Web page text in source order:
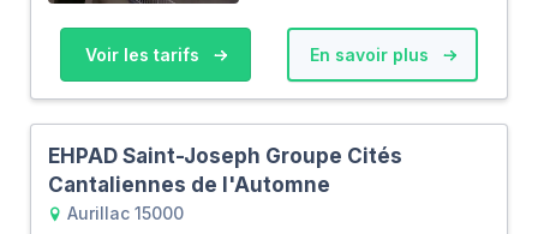
Voir les tarifs En savoir plus
EHPAD Saint-Joseph Groupe Cités
Cantaliennes de l'Automne
Aurillac 15000